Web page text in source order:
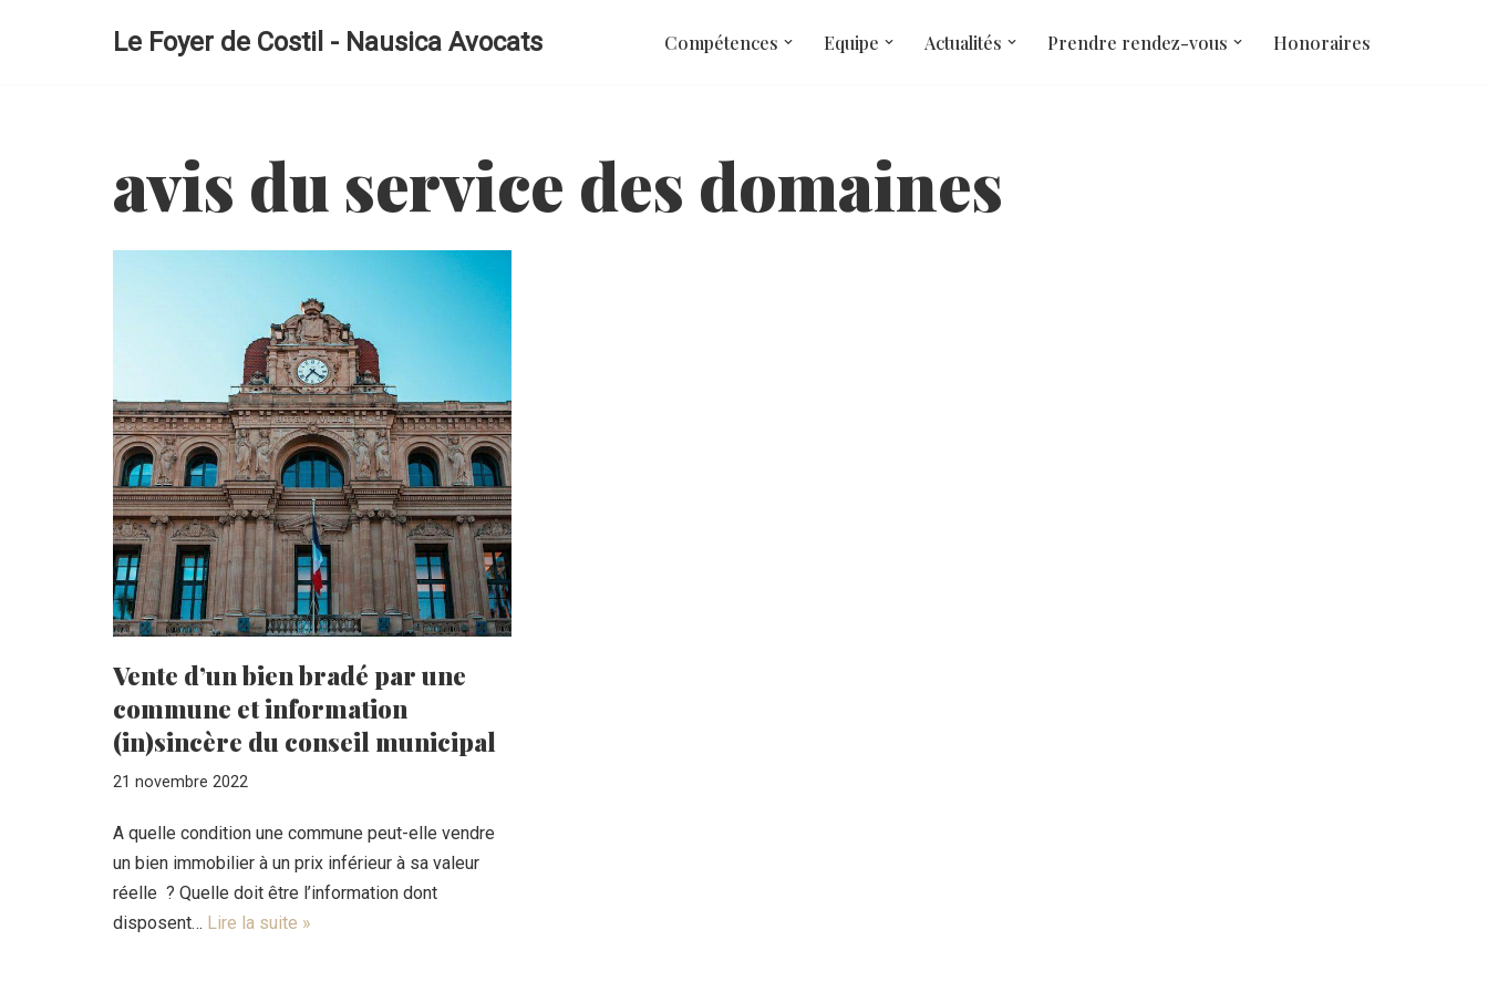
Le Foyer de Costil - Nausica Avocats Compétences Equipe Actualités Prendre rendez-vous Honoraires
avis du service des domaines
Vente d’un bien bradé par une
commune et information
(in)sincère du conseil municipal
21 novembre 2022
A quelle condition une commune peut-elle vendre
un bien immobilier à un prix inférieur à sa valeur
réelle ? Quelle doit être l’information dont
disposent… Lire la suite »